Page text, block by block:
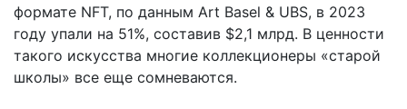
формате NFT, по данным Art Basel & UBS, в 2023
году упали на 51%, составив $2,1 млрд. В ценности
такого искусства многие коллекционеры «старой
школы» все еще сомневаются.